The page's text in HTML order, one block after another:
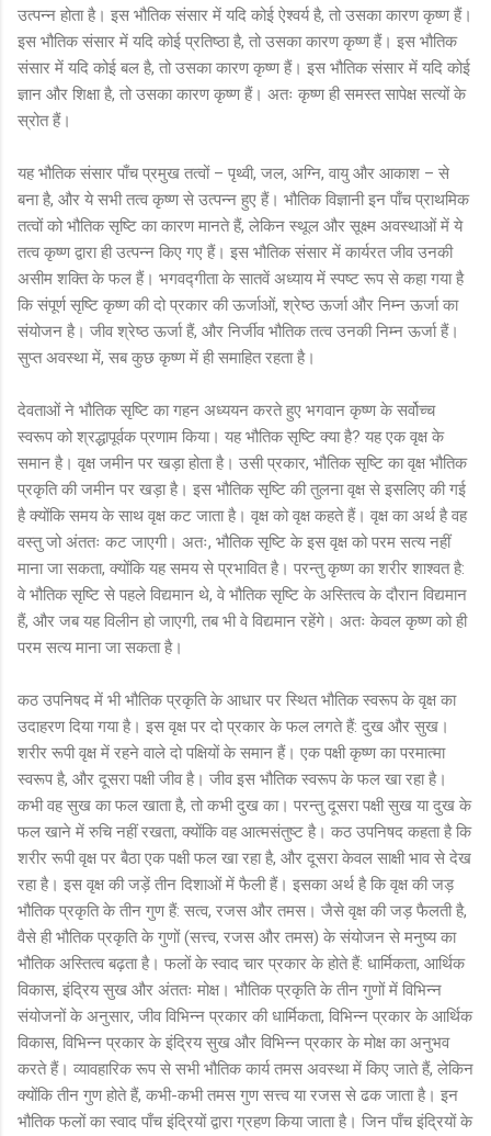
उत्पन्न होता है। इस भौतिक संसार में यदि कोई ऐश्वर्य है, तो उसका कारण कृष्ण हैं।
इस भौतिक संसार में यदि कोई प्रतिष्ठा है, तो उसका कारण कृष्ण हैं। इस भौतिक
संसार में यदि कोई बल है, तो उसका कारण कृष्ण हैं। इस भौतिक संसार में यदि कोई
ज्ञान और शिक्षा है, तो उसका कारण कृष्ण हैं। अतः कृष्ण ही समस्त सापेक्ष सत्यों के
स्रोत हैं।
यह भौतिक संसार पाँच प्रमुख तत्वों – पृथ्वी, जल, अग्नि, वायु और आकाश – से
बना है, और ये सभी तत्व कृष्ण से उत्पन्न हुए हैं। भौतिक विज्ञानी इन पाँच प्राथमिक
तत्वों को भौतिक सृष्टि का कारण मानते हैं, लेकिन स्थूल और सूक्ष्म अवस्थाओं में ये
तत्व कृष्ण द्वारा ही उत्पन्न किए गए हैं। इस भौतिक संसार में कार्यरत जीव उनकी
असीम शक्ति के फल हैं। भगवद्गीता के सातवें अध्याय में स्पष्ट रूप से कहा गया है
कि संपूर्ण सृष्टि कृष्ण की दो प्रकार की ऊर्जाओं, श्रेष्ठ ऊर्जा और निम्न ऊर्जा का
संयोजन है। जीव श्रेष्ठ ऊर्जा हैं, और निर्जीव भौतिक तत्व उनकी निम्न ऊर्जा हैं।
सुप्त अवस्था में, सब कुछ कृष्ण में ही समाहित रहता है।
देवताओं ने भौतिक सृष्टि का गहन अध्ययन करते हुए भगवान कृष्ण के सर्वोच्च
स्वरूप को श्रद्धापूर्वक प्रणाम किया। यह भौतिक सृष्टि क्या है? यह एक वृक्ष के
समान है। वृक्ष जमीन पर खड़ा होता है। उसी प्रकार, भौतिक सृष्टि का वृक्ष भौतिक
प्रकृति की जमीन पर खड़ा है। इस भौतिक सृष्टि की तुलना वृक्ष से इसलिए की गई
है क्योंकि समय के साथ वृक्ष कट जाता है। वृक्ष को वृक्ष कहते हैं। वृक्ष का अर्थ है वह
वस्तु जो अंततः कट जाएगी। अतः, भौतिक सृष्टि के इस वृक्ष को परम सत्य नहीं
माना जा सकता, क्योंकि यह समय से प्रभावित है। परन्तु कृष्ण का शरीर शाश्वत है:
वे भौतिक सृष्टि से पहले विद्यमान थे, वे भौतिक सृष्टि के अस्तित्व के दौरान विद्यमान
हैं, और जब यह विलीन हो जाएगी, तब भी वे विद्यमान रहेंगे। अतः केवल कृष्ण को ही
परम सत्य माना जा सकता है।
कठ उपनिषद में भी भौतिक प्रकृति के आधार पर स्थित भौतिक स्वरूप के वृक्ष का
उदाहरण दिया गया है। इस वृक्ष पर दो प्रकार के फल लगते हैं: दुख और सुख।
शरीर रूपी वृक्ष में रहने वाले दो पक्षियों के समान हैं। एक पक्षी कृष्ण का परमात्मा
स्वरूप है, और दूसरा पक्षी जीव है। जीव इस भौतिक स्वरूप के फल खा रहा है।
कभी वह सुख का फल खाता है, तो कभी दुख का। परन्तु दूसरा पक्षी सुख या दुख के
फल खाने में रुचि नहीं रखता, क्योंकि वह आत्मसंतुष्ट है। कठ उपनिषद कहता है कि
शरीर रूपी वृक्ष पर बैठा एक पक्षी फल खा रहा है, और दूसरा केवल साक्षी भाव से देख
रहा है। इस वृक्ष की जड़ें तीन दिशाओं में फैली हैं। इसका अर्थ है कि वृक्ष की जड़
भौतिक प्रकृति के तीन गुण हैं: सत्व, रजस और तमस। जैसे वृक्ष की जड़ फैलती है,
वैसे ही भौतिक प्रकृति के गुणों (सत्त्व, रजस और तमस) के संयोजन से मनुष्य का
भौतिक अस्तित्व बढ़ता है। फलों के स्वाद चार प्रकार के होते हैं: धार्मिकता, आर्थिक
विकास, इंद्रिय सुख और अंततः मोक्ष। भौतिक प्रकृति के तीन गुणों में विभिन्न
संयोजनों के अनुसार, जीव विभिन्न प्रकार की धार्मिकता, विभिन्न प्रकार के आर्थिक
विकास, विभिन्न प्रकार के इंद्रिय सुख और विभिन्न प्रकार के मोक्ष का अनुभव
करते हैं। व्यावहारिक रूप से सभी भौतिक कार्य तमस अवस्था में किए जाते हैं, लेकिन
क्योंकि तीन गुण होते हैं, कभी-कभी तमस गुण सत्त्व या रजस से ढक जाता है। इन
भौतिक फलों का स्वाद पाँच इंद्रियों द्वारा ग्रहण किया जाता है। जिन पाँच इंद्रियों के